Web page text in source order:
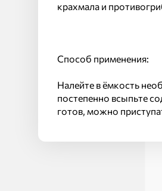
крахмала и
Способ применения:
Налейте в ёмкость
постепенно всыпьте
готов, можно